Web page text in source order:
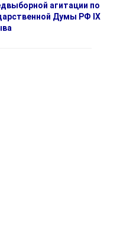
агитации по
Думы РФ IX